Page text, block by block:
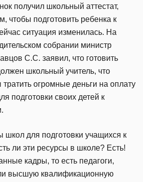
получил школьный аттестат,
чтобы подготовить ребенка к
ситуация изменилась. На
собрании министр
С.С. заявил, что готовить
школьный учитель, что
огромные деньги на оплату
подготовки своих детей к
школ для подготовки учащихся к
ли эти ресурсы в школе? Есть!
кадры, то есть педагоги,
высшую квалификационную